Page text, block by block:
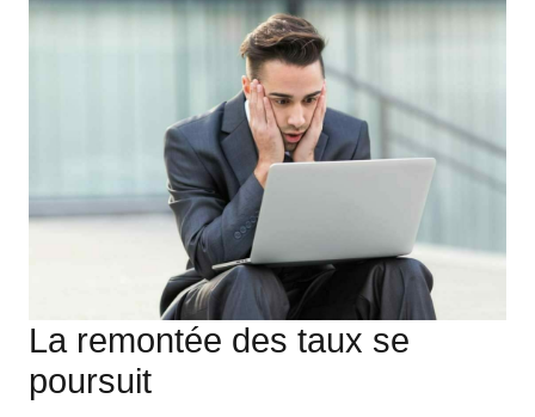
La remontée des taux se
poursuit